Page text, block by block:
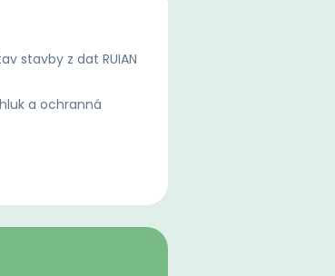
stavby z dat RUIAN
a ochranná